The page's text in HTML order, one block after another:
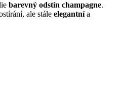
barevný odstín champagne.
ale stále elegantnía